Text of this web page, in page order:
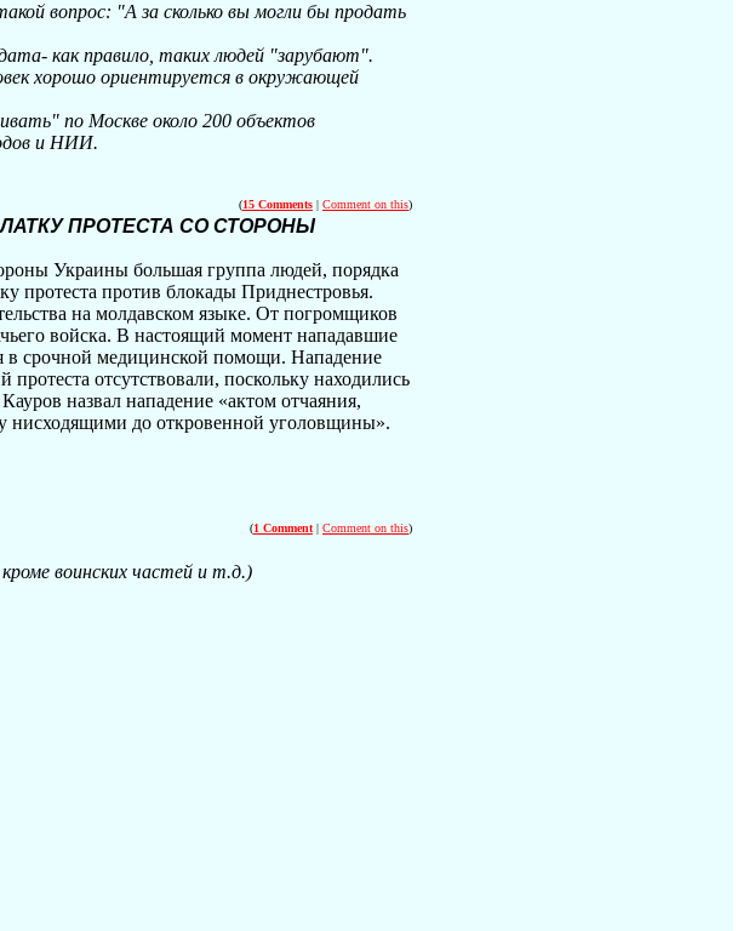
вопрос: "А за сколько вы могли бы продать
как правило, таких людей "зарубают".
хорошо ориентируется в окружающей
по Москве около 200 объектов
и НИИ.
(15 Comments | Comment on this)
ПРОТЕСТА СО СТОРОНЫ
Украины большая группа людей, порядка
протеста против блокады Приднестровья.
на молдавском языке. От погромщиков
войска. В настоящий момент нападавшие
в срочной медицинской помощи. Нападение
отсутствовали, поскольку находились
назвал нападение «актом отчаяния,
нисходящими до откровенной уголовщины».
(1 Comment | Comment on this)
воинских частей и т.д.)